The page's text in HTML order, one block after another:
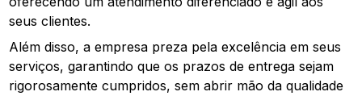
seus clientes.
Além disso, a empresa preza pela excelência em seus
serviços, garantindo que os prazos de entrega sejam
rigorosamente cumpridos, sem abrir mão da qualidade